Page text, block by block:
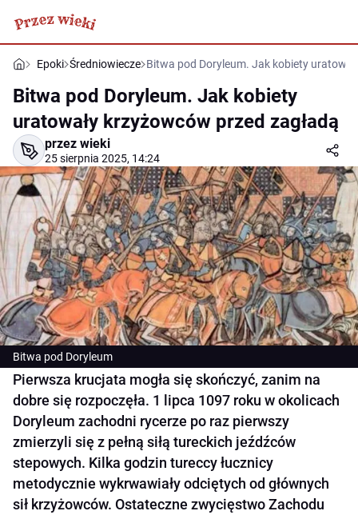
Epoki Średniowiecze Bitwa pod Doryleum. Jak kobiety
Bitwa pod Doryleum. Jak kobiety
uratowały krzyżowców przed zagładą
przez wieki
25 sierpnia 2025, 14:24
Bitwa pod Doryleum
Pierwsza krucjata mogła się skończyć, zanim na
dobre się rozpoczęła. 1 lipca 1097 roku w okolicach
Doryleum zachodni rycerze po raz pierwszy
zmierzyli się z pełną siłą tureckich jeźdźców
stepowych. Kilka godzin tureccy łucznicy
metodycznie wykrwawiały odciętych od głównych
sił krzyżowców. Ostateczne zwycięstwo Zachodu